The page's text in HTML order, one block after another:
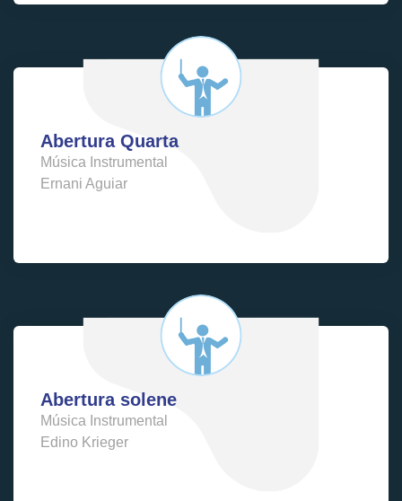
Abertura Quarta
Música Instrumental
Ernani Aguiar
Abertura solene
Música Instrumental
Edino Krieger